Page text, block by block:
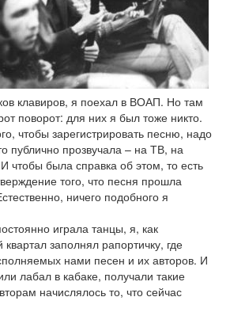
клавиров, я поехал в ВОАП. Но там
поворот: для них я был тоже никто.
чтобы зарегистрировать песню, надо
публично прозвучала – на ТВ, на
чтобы была справка об этом, то есть
того, что песня прошла
ничего подобного я
играла танцы, я, как
заполнял рапортичку, где
нами песен и их авторов. И
лабал в кабаке, получали такие
начислялось то, что сейчас